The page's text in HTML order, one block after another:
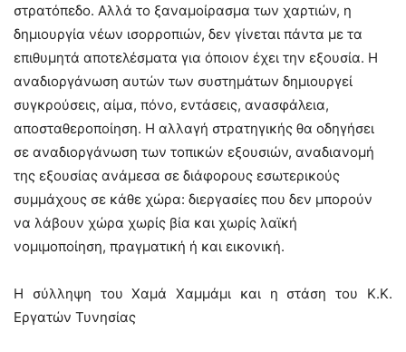
στρατόπεδο. Αλλά το ξαναμοίρασμα των χαρτιών, η
δημιουργία νέων ισορροπιών, δεν γίνεται πάντα με τα
επιθυμητά αποτελέσματα για όποιον έχει την εξουσία. Η
αναδιοργάνωση αυτών των συστημάτων δημιουργεί
συγκρούσεις, αίμα, πόνο, εντάσεις, ανασφάλεια,
αποσταθεροποίηση. Η αλλαγή στρατηγικής θα οδηγήσει
σε αναδιοργάνωση των τοπικών εξουσιών, αναδιανομή
της εξουσίας ανάμεσα σε διάφορους εσωτερικούς
συμμάχους σε κάθε χώρα: διεργασίες που δεν μπορούν
να λάβουν χώρα χωρίς βία και χωρίς λαϊκή
νομιμοποίηση, πραγματική ή και εικονική.
Η σύλληψη του Χαμά Χαμμάμι και η στάση του Κ.Κ.
Εργατών Τυνησίας